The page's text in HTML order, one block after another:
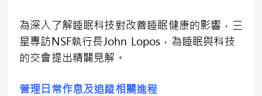
為深入了解睡眠科技對改善睡眠健康的影響，三
星專訪NSF執行長John Lopos，為睡眠與科技
的交會提出精闢見解。
管理日常作息及追蹤相關進程